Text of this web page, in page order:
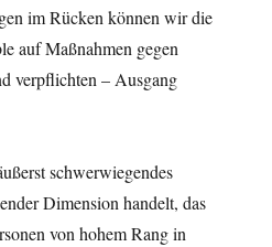
im Rücken können wir die
auf Maßnahmen gegen
verpflichten – Ausgang
schwerwiegendes
Dimension handelt, das
von hohem Rang in